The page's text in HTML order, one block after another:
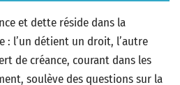
et dette réside dans la
: l’un détient un droit, l’autre
de créance, courant dans les
soulève des questions sur la